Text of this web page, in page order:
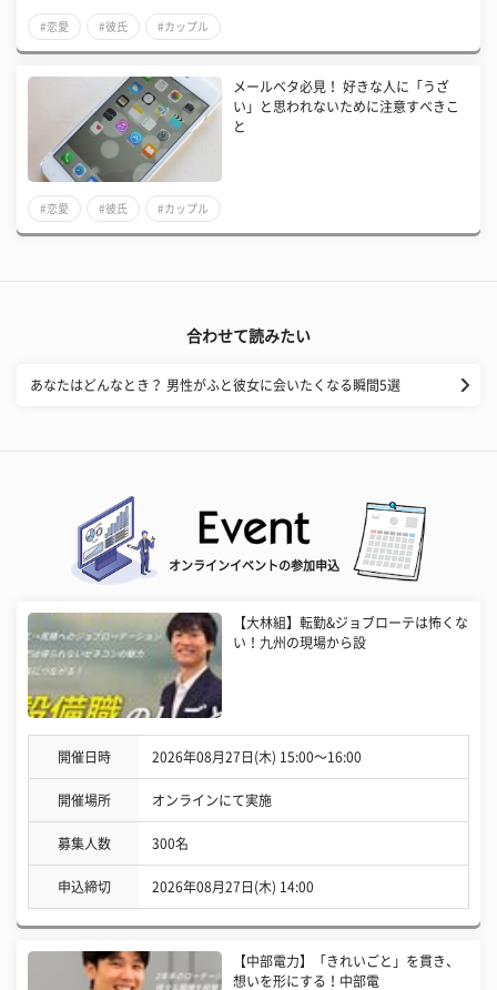
#恋愛 #彼氏 #カップル
メールベタ必見！ 好きな人に「うざ
い」と思われないために注意すべきこ
と
#恋愛 #彼氏 #カップル
合わせて読みたい
あなたはどんなとき？ 男性がふと彼女に会いたくなる瞬間5選
オンラインイベントの参加申込
【大林組】転勤&ジョブローテは怖くな
い！九州の現場から設
開催日時 2026年08月27日(木) 15:00〜16:00
開催場所 オンラインにて実施
募集人数 300名
申込締切 2026年08月27日(木) 14:00
【中部電力】「きれいごと」を貫き、
想いを形にする！中部電